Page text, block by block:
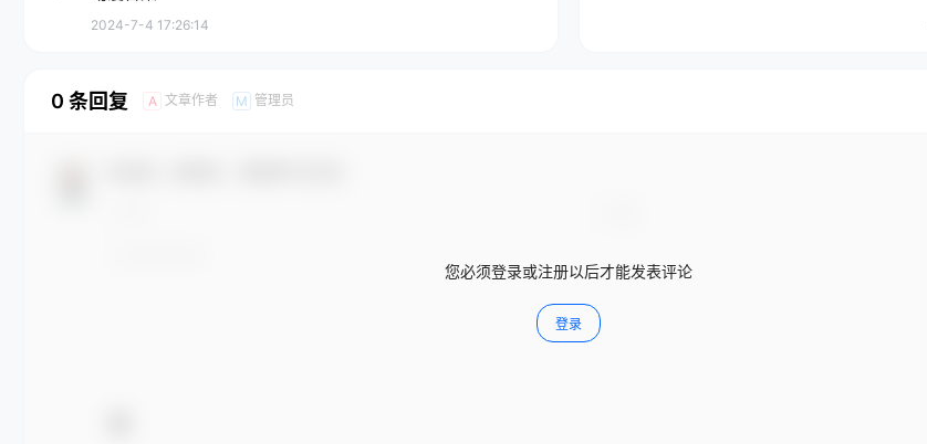
2024-7-4 17:26:14
0 条回复 A 文章作者 M 管理员
您必须登录或注册以后才能发表评论
登录